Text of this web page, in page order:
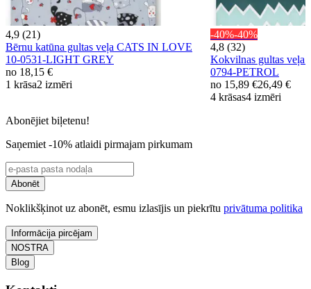
4,9 (21)
Bērnu katūna gultas veļa CATS IN LOVE
10-0531-LIGHT GREY
no 18,15 €
1 krāsa2 izmēri
-40%-40%
4,8 (32)
Kokvilnas gultas veļa
0794-PETROL
no 15,89 €26,49 €
4 krāsas4 izmēri
Abonējiet biļetenu!
Saņemiet -10% atlaidi pirmajam pirkumam
Abonēt
Noklikšķinot uz abonēt, esmu izlasījis un piekrītu privātuma politika
Informācija pircējam
NOSTRA
Blog